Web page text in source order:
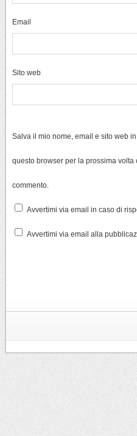
Email
Sito web
Salva il mio nome, email e sito web in
questo browser per la prossima volta
commento.
Avvertimi via email in caso di
Avvertimi via email alla